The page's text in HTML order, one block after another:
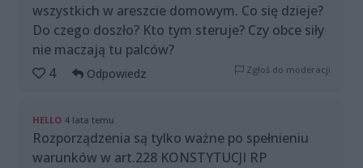
wszystkich w areszcie domowym. Co się dzieje?
Do czego doszło? Kto tym steruje? Czy obce siły
nie maczają tu palców?
4
Odpowiedz Zgłoś do moderacji
HELLO 4 lata temu
Rozporządzenia są tylko ważne po spełnieniu
warunków w art.228 KONSTYTUCJI RP